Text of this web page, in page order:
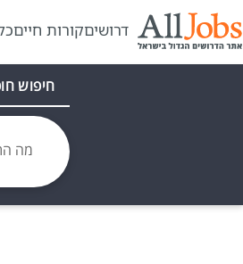
דרושיםקורות חיים
חיפוש
מה